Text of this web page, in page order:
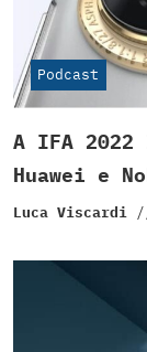
Podcast
A IFA
Huawei e
Luca Viscardi